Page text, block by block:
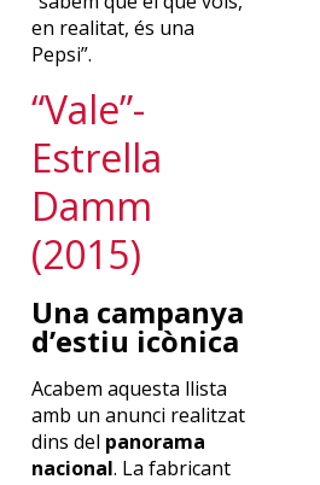
en realitat, és una
Pepsi”.
“Vale”-
Estrella
Damm
(2015)
Una campanya
d’estiu icònica
Acabem aquesta llista
amb un anunci realitzat
dins del panorama
nacional. La fabricant